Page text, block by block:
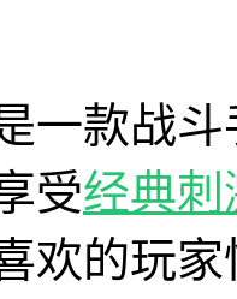
一款战
受经典刺
欢的玩